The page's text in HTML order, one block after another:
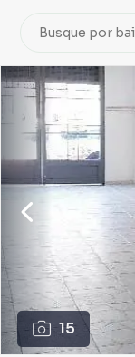
15